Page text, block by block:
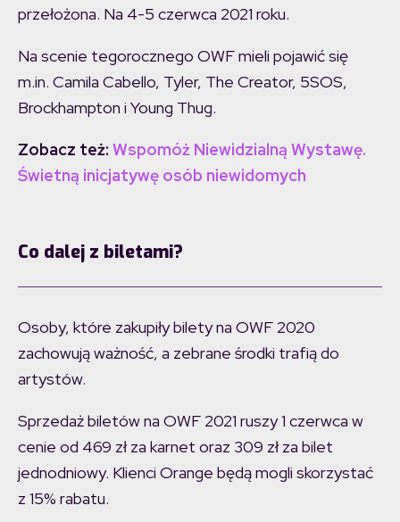
przełożona. Na 4-5 czerwca 2021 roku.
Na scenie tegorocznego OWF mieli pojawić się
m.in. Camila Cabello, Tyler, The Creator, 5SOS,
Brockhampton i Young Thug.
Zobacz też: Wspomóż Niewidzialną Wystawę.
Świetną inicjatywę osób niewidomych
Co dalej z biletami?
Osoby, które zakupiły bilety na OWF 2020
zachowują ważność, a zebrane środki trafią do
artystów.
Sprzedaż biletów na OWF 2021 ruszy 1 czerwca w
cenie od 469 zł za karnet oraz 309 zł za bilet
jednodniowy. Klienci Orange będą mogli skorzystać
z 15% rabatu.